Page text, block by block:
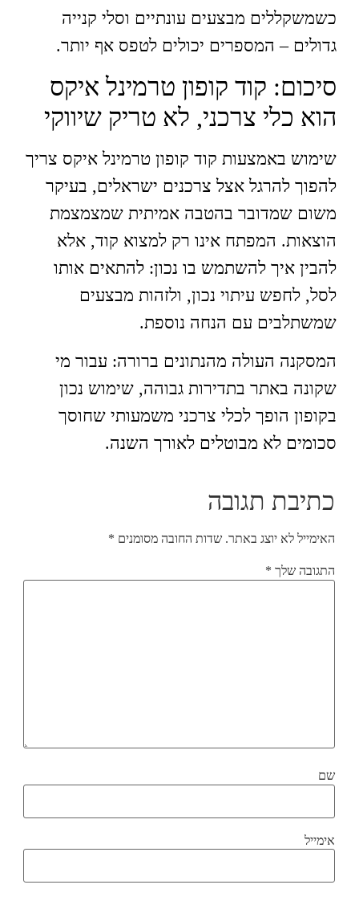
כשמשקללים מבצעים עונתיים וסלי קנייה
גדולים – המספרים יכולים לטפס אף יותר.
סיכום: קוד קופון טרמינל איקס
הוא כלי צרכני, לא טריק שיווקי
שימוש באמצעות קוד קופון טרמינל איקס צריך
להפוך להרגל אצל צרכנים ישראלים, בעיקר
משום שמדובר בהטבה אמיתית שמצמצמת
הוצאות. המפתח אינו רק למצוא קוד, אלא
להבין איך להשתמש בו נכון: להתאים אותו
לסל, לחפש עיתוי נכון, ולזהות מבצעים
שמשתלבים עם הנחה נוספת.
המסקנה העולה מהנתונים ברורה: עבור מי
שקונה באתר בתדירות גבוהה, שימוש נכון
בקופון הופך לכלי צרכני משמעותי שחוסך
סכומים לא מבוטלים לאורך השנה.
כתיבת תגובה
האימייל לא יוצג באתר. שדות החובה מסומנים *
התגובה שלך *
שם
אימייל